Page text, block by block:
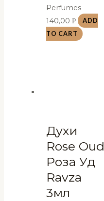
Perfumes
140,00Р
ADD
TO CART
Духи
Rose Oud
Роза Уд
Ravza
3мл